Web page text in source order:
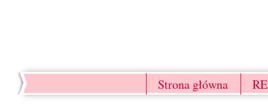
Strona główna